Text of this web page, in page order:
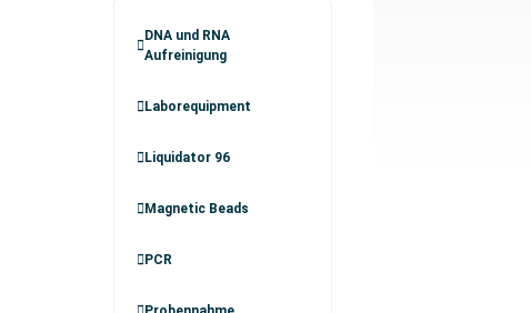
DNA und RNA
Aufreinigung
Laborequipment
Liquidator 96
Magnetic Beads
PCR